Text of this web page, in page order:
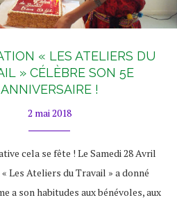
« LES ATELIERS DU
» CÉLÈBRE SON 5E
ANNIVERSAIRE !
2 mai 2018
cela se fête ! Le Samedi 28 Avril
Les Ateliers du Travail » a donné
a son habitudes aux bénévoles, aux